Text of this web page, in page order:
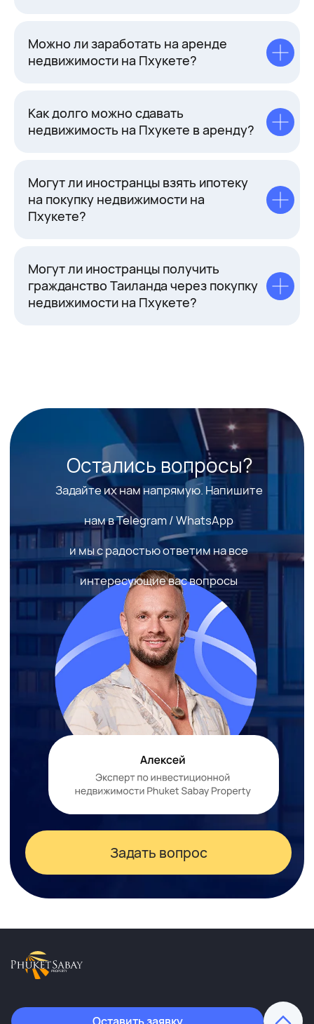
Можно ли заработать на аренде
недвижимости на Пхукете?
Как долго можно сдавать
недвижимость на Пхукете в аренду?
Могут ли иностранцы взять ипотеку
на покупку недвижимости на
Пхукете?
Могут ли иностранцы получить
гражданство Таиланда через покупку
недвижимости на Пхукете?